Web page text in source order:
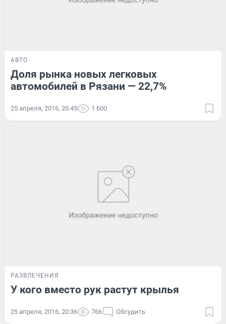
АВТО
Доля рынка новых легковых
автомобилей в Рязани — 22,7%
25 апреля, 2016, 20:45 1 600
РАЗВЛЕЧЕНИЯ
У кого вместо рук растут крылья
25 апреля, 2016, 20:36 766 Обсудить